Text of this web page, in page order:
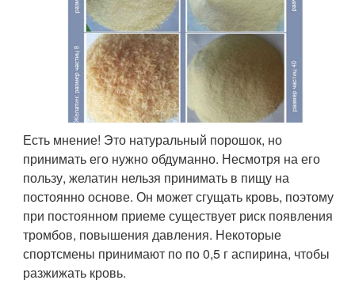
Есть мнение! Это натуральный порошок, но
принимать его нужно обдуманно. Несмотря на его
пользу, желатин нельзя принимать в пищу на
постоянно основе. Он может сгущать кровь, поэтому
при постоянном приеме существует риск появления
тромбов, повышения давления. Некоторые
спортсмены принимают по по 0,5 г аспирина, чтобы
разжижать кровь.